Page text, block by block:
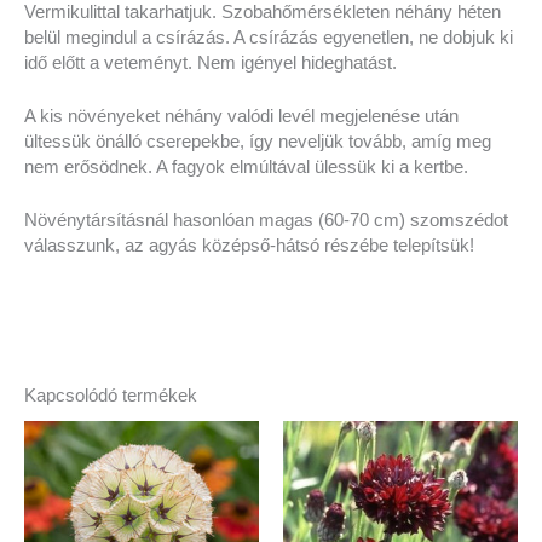
Vermikulittal takarhatjuk. Szobahőmérsékleten néhány héten
belül megindul a csírázás. A csírázás egyenetlen, ne dobjuk ki
idő előtt a veteményt. Nem igényel hideghatást.
A kis növényeket néhány valódi levél megjelenése után
ültessük önálló cserepekbe, így neveljük tovább, amíg meg
nem erősödnek. A fagyok elmúltával ülessük ki a kertbe.
Növénytársításnál hasonlóan magas (60-70 cm) szomszédot
válasszunk, az agyás középső-hátsó részébe telepítsük!
Kapcsolódó termékek